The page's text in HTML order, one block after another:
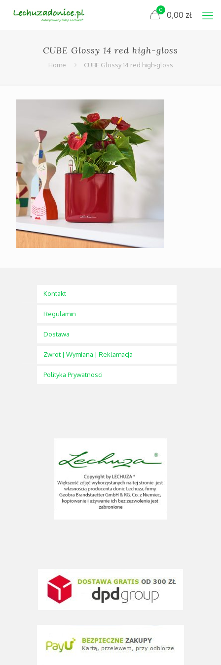
0 0,00 zł
CUBE Glossy 14 red high-gloss
Home CUBE Glossy 14 red high-gloss
Kontakt
Regulamin
Dostawa
Zwrot | Wymiana | Reklamacja
Polityka Prywatnosci